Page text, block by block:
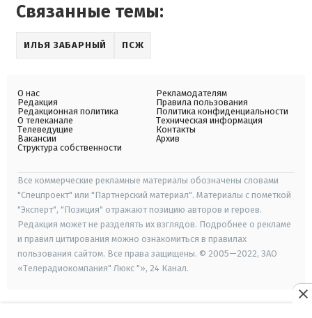
Связанные темы:
ИЛЬЯ ЗАБАРНЫЙ ПСЖ
О нас
Редакция
Редакционная политика
О телеканале
Телеведущие
Вакансии
Структура собственности
Рекламодателям
Правила пользования
Политика конфиденциальности
Техническая информация
Контакты
Архив
Все коммерческие рекламные материалы обозначены словами
"Спецпроект" или "Партнерский материал". Материалы с пометкой
"Эксперт", "Позиция" отражают позицию авторов и героев.
Редакция может не разделять их взглядов. Подробнее о рекламе
и правил цитирования можно ознакомиться в правилах
пользования сайтом. Все права защищены. © 2005—2022, ЗАО
«Телерадиокомпания" Люкс "», 24 Канал.